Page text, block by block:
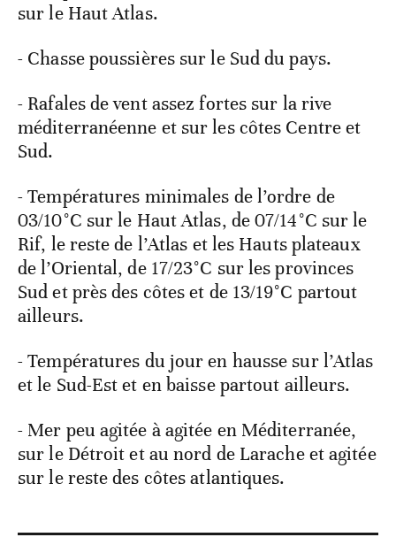
sur le Haut Atlas.
- Chasse poussières sur le Sud du pays.
- Rafales de vent assez fortes sur la rive
méditerranéenne et sur les côtes Centre et
Sud.
- Températures minimales de l’ordre de
03/10°C sur le Haut Atlas, de 07/14°C sur le
Rif, le reste de l’Atlas et les Hauts plateaux
de l’Oriental, de 17/23°C sur les provinces
Sud et près des côtes et de 13/19°C partout
ailleurs.
- Températures du jour en hausse sur l’Atlas
et le Sud-Est et en baisse partout ailleurs.
- Mer peu agitée à agitée en Méditerranée,
sur le Détroit et au nord de Larache et agitée
sur le reste des côtes atlantiques.